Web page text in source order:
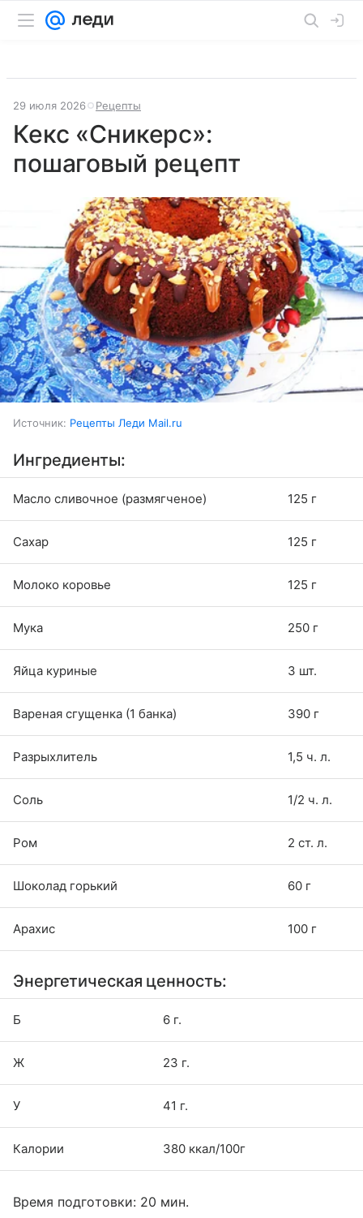
29 июля 2026 Рецепты
Кекс «Сникерс»:
пошаговый рецепт
Источник: Рецепты Леди Mail.ru
Ингредиенты:
Масло сливочное (размягченое) 125 г
Сахар 125 г
Молоко коровье 125 г
Мука 250 г
Яйца куриные 3 шт.
Вареная сгущенка (1 банка) 390 г
Разрыхлитель 1,5 ч. л.
Соль 1/2 ч. л.
Ром 2 ст. л.
Шоколад горький 60 г
Арахис 100 г
Энергетическая ценность:
Б 6 г.
Ж 23 г.
У 41 г.
Калории 380 ккал/100г
Время подготовки: 20 мин.